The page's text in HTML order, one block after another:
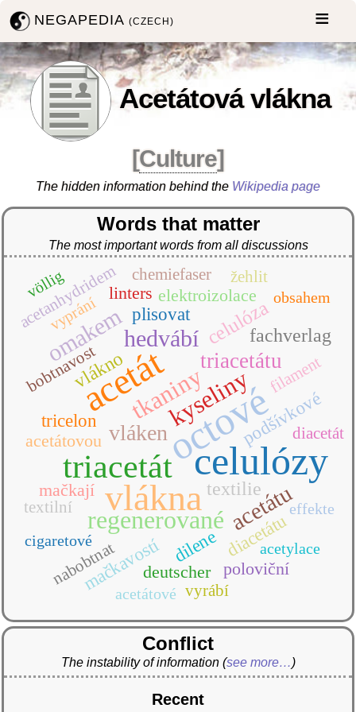
NEGAPEDIA(CZECH)
Acetátová vlákna
[Culture]
The hidden information behind the Wikipedia page
Words that matter
The most important words from all discussions
celulózy
octové
acetát
vlákna
triacetát
regenerované
kyseliny
tkaniny
hedvábí
omakem
acetátu
vláken
triacetátu
celulózafachverlag
textilie
vlákno
diacetátu
dilene
mačkavostí
plisovat
podšívkové
tricelon
acetátovou
deutscher
elektroizolace
linters
mačkají
poloviční
acetanhydridem
bobtnavost
chemiefaser
diacetát
filament
nabobtnat
textilní
vyrábí
žehlit
acetylace
acetátové
cigaretové
effekte
obsahem
vyprání
völlig
Conflict
The instability of information (see more…)
Recent